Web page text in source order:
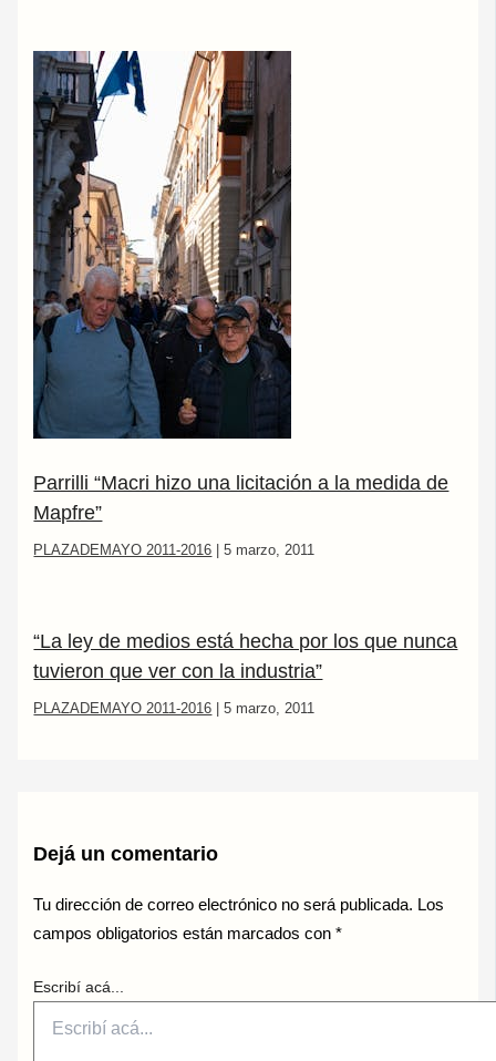
Parrilli “Macri hizo una licitación a la medida de
Mapfre”
PLAZADEMAYO 2011-2016 |5 marzo, 2011
“La ley de medios está hecha por los que nunca
tuvieron que ver con la industria”
PLAZADEMAYO 2011-2016 |5 marzo, 2011
Dejá un comentario
Tu dirección de correo electrónico no será publicada. Los
campos obligatorios están marcados con*
Escribí acá...